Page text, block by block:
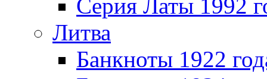
Серия Латы 1992
Литва
Банкноты 1922